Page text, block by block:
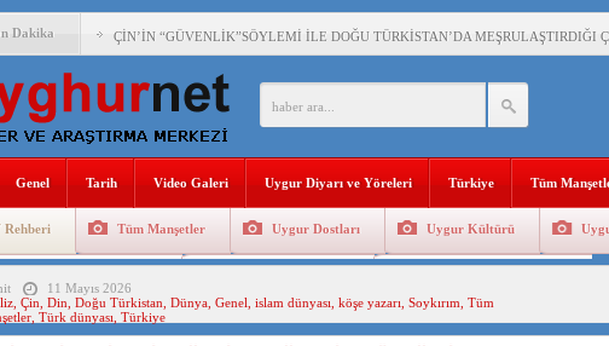
Dakika ÇİN’İN “GÜVENLİK”SÖYLEMİ İLE DOĞU TÜRKİSTAN’DA MEŞRULAŞTIRDIĞI
PAKİSTAN,AFGANİSTAN’DA YAŞAYAN UYGURLARA KARŞI ÇİN İLE İŞBİRLİĞİ
ANAHTAR PARTİ GENEL BAŞKANI AĞIRALİOĞLU : ÇİN’İN UYGUR
ÇİN’İN DOĞU TÜRKİSTAN’DAKİ UYGULAMALARI SİSTEMATİK
150 YILDIR KAYNAYAN YARAMIZ : ÇİN İŞGALİNDEKİ DOĞU TÜRKİSTAN
ÇİN’İN UYGUR POLİTİKALARINI ÖVEN DİYANET AKADEMİSİ BAŞKANI’NA
Genel Tarih Video Galeri Uygur Diyarı ve Yöreleri Türkiye Tüm
Rehberi Tüm Manşetler Uygur Dostları Uygur Kültürü
Düğün ve Cenaze
11 Mayıs 2026
, Çin Din Doğu Türkistan Dünya, Genel islam dünyası köşe yazarı Soykırım Tüm
, Türk dünyası Türkiye